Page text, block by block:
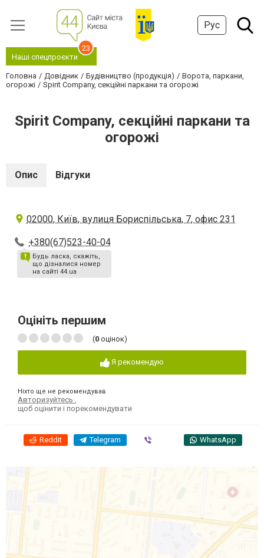
Рус
Наші спецпроєкти
23
Головна Довідник Будівництво (продукція)
Ворота, паркани,
огорожі
Spirit Company, секційні паркани та огорожі
Spirit Company, секційні паркани та
огорожі
Опис Відгуки
02000, Київ, вулиця Бориспільська, 7, офис 231
+380(67)523-40-04
Будь ласка, скажіть,
що дізналися номер
на сайті 44.ua
Оцініть першим
(0 оцінок)
Я рекомендую
Ніхто ще не рекомендував
Авторизуйтесь
щоб оцінити і порекомендувати
Reddit Telegram WhatsApp